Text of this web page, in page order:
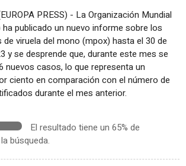
PRESS) - La Organización Mundial
ha publicado un nuevo informe sobre los
viruela del mono (mpox) hasta el 30 de
y se desprende que, durante este mes se
nuevos casos, lo que representa un
ciento en comparación con el número de
durante el mes anterior.
El resultado tiene un 65% de
búsqueda.